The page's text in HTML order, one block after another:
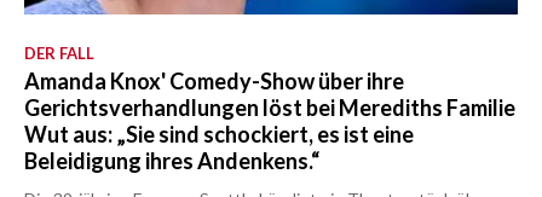
DER FALL
Amanda Knox' Comedy-Show über ihre
Gerichtsverhandlungen löst bei Merediths Familie
Wut aus: „Sie sind schockiert, es ist eine
Beleidigung ihres Andenkens.“